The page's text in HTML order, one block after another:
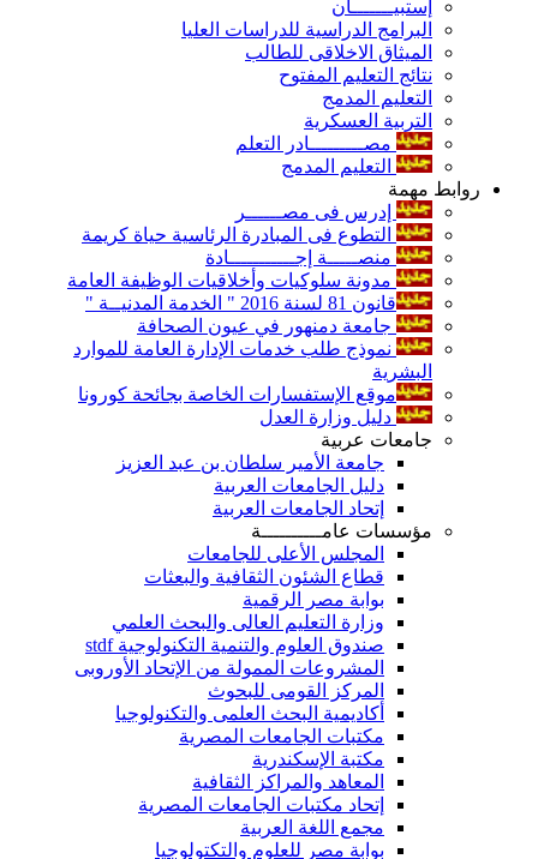
إستبيـــــــان
البرامج الدراسية للدراسات العليا
الميثاق الاخلاقى للطالب
نتائج التعليم المفتوح
التعليم المدمج
التربية العسكرية
مصـــــــــادر التعلم
التعليم المدمج
روابط مهمة
إدرس فى مصــــــر
التطوع فى المبادرة الرئاسية حياة كريمة
منصـــــة إجـــــــــــادة
مدونة سلوكيات وأخلاقيات الوظيفة العامة
قانون 81 لسنة 2016 " الخدمة المدنيــة "
جامعة دمنهور في عيون الصحافة
نموذج طلب خدمات الإدارة العامة للموارد
البشرية
موقع الإستفسارات الخاصة بجائحة كورونا
دليل وزارة العدل
جامعات عربية
جامعة الأمير سلطان بن عبد العزيز
دليل الجامعات العربية
إتحاد الجامعات العربية
مؤسسات عامــــــــــة
المجلس الأعلى للجامعات
قطاع الشئون الثقافية والبعثات
بوابة مصر الرقمية
وزارة التعليم العالى والبحث العلمي
صندوق العلوم والتنمية التكنولوجية stdf
المشروعات الممولة من الإتحاد الأوروبى
المركز القومى للبحوث
أكاديمية البحث العلمى والتكنولوجيا
مكتبات الجامعات المصرية
مكتبة الإسكندرية
المعاهد والمراكز الثقافية
إتحاد مكتبات الجامعات المصرية
مجمع اللغة العربية
بوابة مصر للعلوم والتكتولوجيا